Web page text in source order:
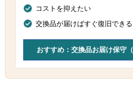
コストを抑えたい
交換品が届けばすぐ復旧できる
おすすめ：交換品お届け保守（